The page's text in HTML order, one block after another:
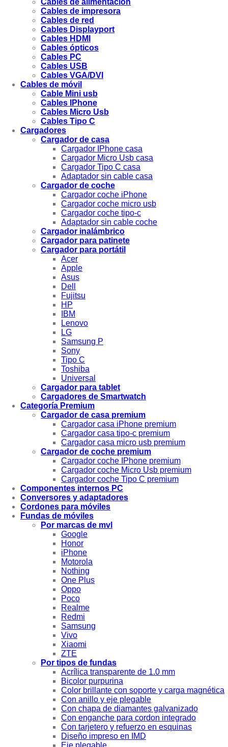
Cables de impresora
Cables de red
Cables Displayport
Cables HDMI
Cables ópticos
Cables PC
Cables USB
Cables VGA/DVI
Cables de móvil
Cable Mini usb
Cables IPhone
Cables Micro Usb
Cables Tipo C
Cargadores
Cargador de casa
Cargador IPhone casa
Cargador Micro Usb casa
Cargador Tipo C casa
Adaptador sin cable casa
Cargador de coche
Cargador coche iPhone
Cargador coche micro usb
Cargador coche tipo-c
Adaptador sin cable coche
Cargador inalámbrico
Cargador para patinete
Cargador para portátil
Acer
Apple
Asus
Dell
Fujitsu
HP
IBM
Lenovo
LG
Samsung P
Sony
Tipo C
Toshiba
Universal
Cargador para tablet
Cargadores de Smartwatch
Categoría Premium
Cargador de casa premium
Cargador casa iPhone premium
Cargador casa tipo-c premium
Cargador casa micro usb premium
Cargador de coche premium
Cargador coche IPhone premium
Cargador coche Micro Usb premium
Cargador coche Tipo C premium
Componentes internos PC
Conversores y adaptadores
Cordones para móviles
Fundas de móviles
Por marcas de mvl
Google
Honor
iPhone
Motorola
Nothing
One Plus
Oppo
Poco
Realme
Redmi
Samsung
Vivo
Xiaomi
ZTE
Por tipos de fundas
Acrílica transparente de 1.0 mm
Bicolor purpurina
Color brillante con soporte y carga magnética
Con anillo y eje plegable
Con chapa de diamantes galvanizado
Con enganche para cordon integrado
Con tarjetero y refuerzo en esquinas
Diseño impreso en IMD
Eje plegable